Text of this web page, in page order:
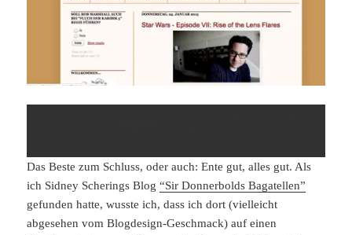
Das Beste zum Schluss, oder auch: Ente gut, alles gut. Als
ich Sidney Scherings Blog“Sir Donnerbolds Bagatellen”
gefunden hatte, wusste ich, dass ich dort (vielleicht
abgesehen vom Blogdesign-Geschmack) auf einen